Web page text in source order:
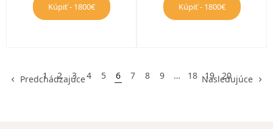
Kúpiť - 1800€ Kúpiť - 1800€
Predchádzajúce
1 2 3 4 5 6 7 8 9 … 18 19 20
Nasledujúce